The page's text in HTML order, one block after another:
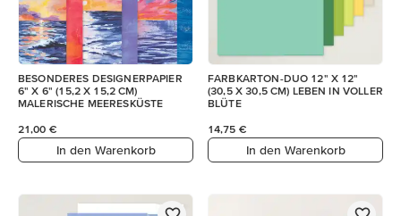
BESONDERES DESIGNERPAPIER
6" X 6" (15,2 X 15,2 CM)
MALERISCHE MEERESKÜSTE
21,00 €
In den Warenkorb
FARBKARTON-DUO 12" X 12"
(30,5 X 30,5 CM) LEBEN IN VOLLER
BLÜTE
14,75 €
In den Warenkorb